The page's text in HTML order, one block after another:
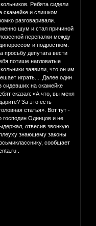
Ребята сидели
скамейке и слишком
разговаривали.
шум и стал причиной
перепалки между
и подростком.
просьбу депутата вести
потише нагловатые
заявили, что он им
играть.... Далее один
сидевших на скамейке
сказал: «А что, вы меня
За это есть
статья». Вот тут -
господин Одинцов и не
отвесив звонкую
знающему законы
сообщает
.